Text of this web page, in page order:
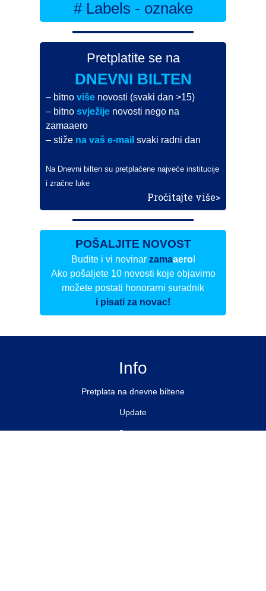
# Labels - oznake
Pretplatite se na
DNEVNI BILTEN
– bitnoviše novosti (svaki dan >15)
– bitnosvježije novosti nego na
zamaaero
– stiže na vaš e-mail svaki radni dan
Na Dnevni bilten su pretplaćene najveće institucije
i zračne luke
Pročitajte više>
POŠALJITE NOVOST
Budite i vi novinar zamaaero!
Ako pošaljete 10 novosti koje objavimo
možete postati honorarni suradnik
i pisati za novac!
Info
Pretplata na dnevne biltene
Update
O nama